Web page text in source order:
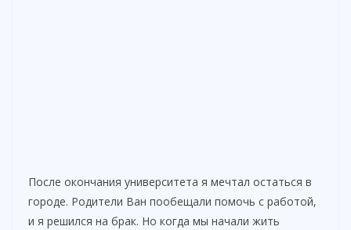
После окончания университета я мечтал остаться в
городе. Родители Ван пообещали помочь с работой,
и я решился на брак. Но когда мы начали жить